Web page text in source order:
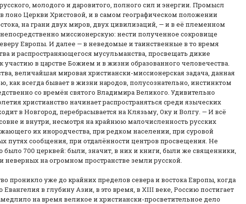
молодого и даровитого, полного сил и энергии. Промысл
лоно Церкви Христовой, и в самом географическом положении
на грани двух миров, двух цивилизаций, — и в её племенном
миссионерскую: нести полученное сокровище
Европы. И далее — в неведомые и таинственные в то время
и распространяющегося мусульманства, просвещать дикие
в царстве Божием и в жизни образованного человечества.
величайшая мировая христиански-миссионерская задача, данная
как всегда бывает в жизни народов, полусознательно, инстинктом
со времён святого Владимира Великого. Удивительно
христианство начинает распространяться среди языческих
в Новгород, перебрасывается на Клязьму, Оку и Волгу. — И всё
и внутри, несмотря на крайнюю малочисленность русских
их инородчества, при редком населении, при суровой
путях сообщения, при отдалённости центров просвещения. Не
было 700 церквей: были, значит, в них и книги, были же священники,
на огромном пространстве земли русской.
проникло уже до крайних пределов севера и востока Европы, когда
в глубину Азии, в это время, в XIII веке, Россию постигает
на время великое и христиански-просветительное дело